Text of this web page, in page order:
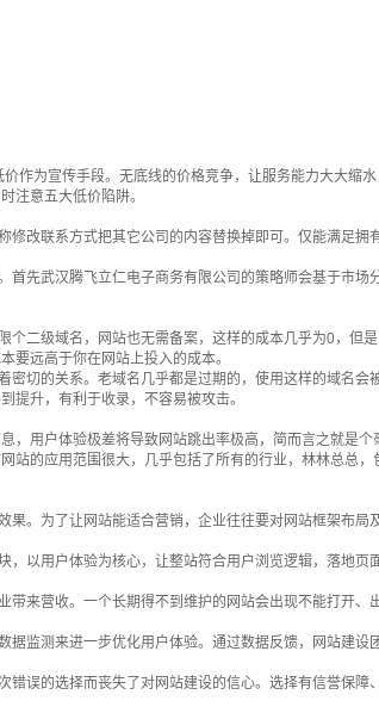
价作为宣传手段。无底线的价格竞争，让服务能力大大缩
注意五大低价陷阱。
改联系方式把其它公司的内容替换掉即可。仅能满足
先武汉腾飞立仁电子商务有限公司的策略师会基于市
二级域名，网站也无需备案，这样的成本几乎为0，但
要远高于你在网站上投入的成本。
切的关系。老域名几乎都是过期的，使用这样的域名
提升，有利于收录，不容易被攻击。
用户体验极差将导致网站跳出率极高，简而言之就是个
的应用范围很大，几乎包括了所有的行业，林林总总
。为了让网站能适合营销，企业往往要对网站框架布
以用户体验为核心，让整站符合用户浏览逻辑，落地页
来营收。一个长期得不到维护的网站会出现不能打开
监测来进一步优化用户体验。通过数据反馈，网站建
误的选择而丧失了对网站建设的信心。选择有信誉保障